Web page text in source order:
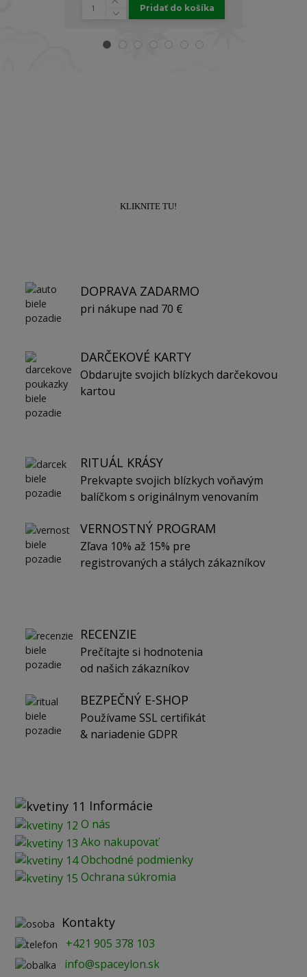
Pridať do košíka
KLIKNITE TU!
DOPRAVA ZADARMO
pri nákupe nad 70 €
DARČEKOVÉ KARTY
Obdarujte svojich blízkych darčekovou
kartou
RITUÁL KRÁSY
Prekvapte svojich blízkych voňavým
balíčkom s originálnym venovaním
VERNOSTNÝ PROGRAM
Zľava 10% až 15% pre
registrovaných a stálych zákazníkov
RECENZIE
Prečítajte si hodnotenia
od našich zákazníkov
BEZPEČNÝ E-SHOP
Používame SSL certifikát
& nariadenie GDPR
Informácie
O nás
Ako nakupovať
Obchodné podmienky
Ochrana súkromia
Kontakty
+421 905 378 103
info@spaceylon.sk